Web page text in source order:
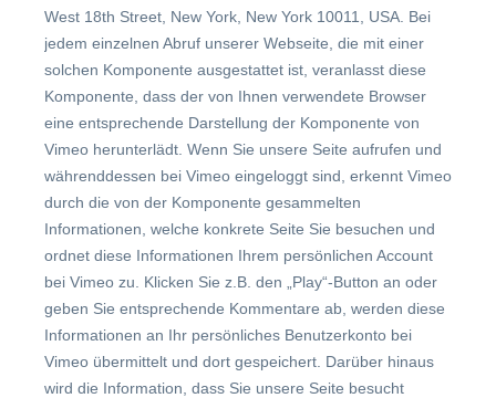
West 18th Street, New York, New York 10011, USA. Bei
jedem einzelnen Abruf unserer Webseite, die mit einer
solchen Komponente ausgestattet ist, veranlasst diese
Komponente, dass der von Ihnen verwendete Browser
eine entsprechende Darstellung der Komponente von
Vimeo herunterlädt. Wenn Sie unsere Seite aufrufen und
währenddessen bei Vimeo eingeloggt sind, erkennt Vimeo
durch die von der Komponente gesammelten
Informationen, welche konkrete Seite Sie besuchen und
ordnet diese Informationen Ihrem persönlichen Account
bei Vimeo zu. Klicken Sie z.B. den „Play“-Button an oder
geben Sie entsprechende Kommentare ab, werden diese
Informationen an Ihr persönliches Benutzerkonto bei
Vimeo übermittelt und dort gespeichert. Darüber hinaus
wird die Information, dass Sie unsere Seite besucht